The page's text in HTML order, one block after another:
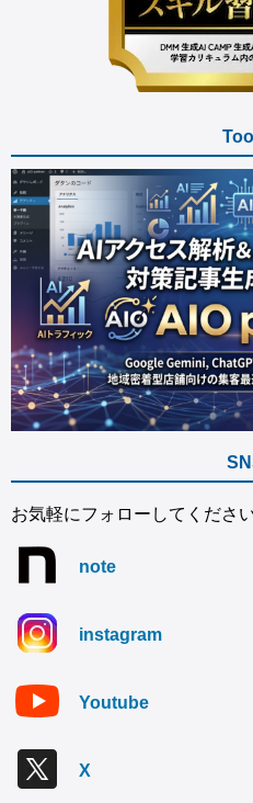
お気軽にフォローしてください
note
instagram
Youtube
X